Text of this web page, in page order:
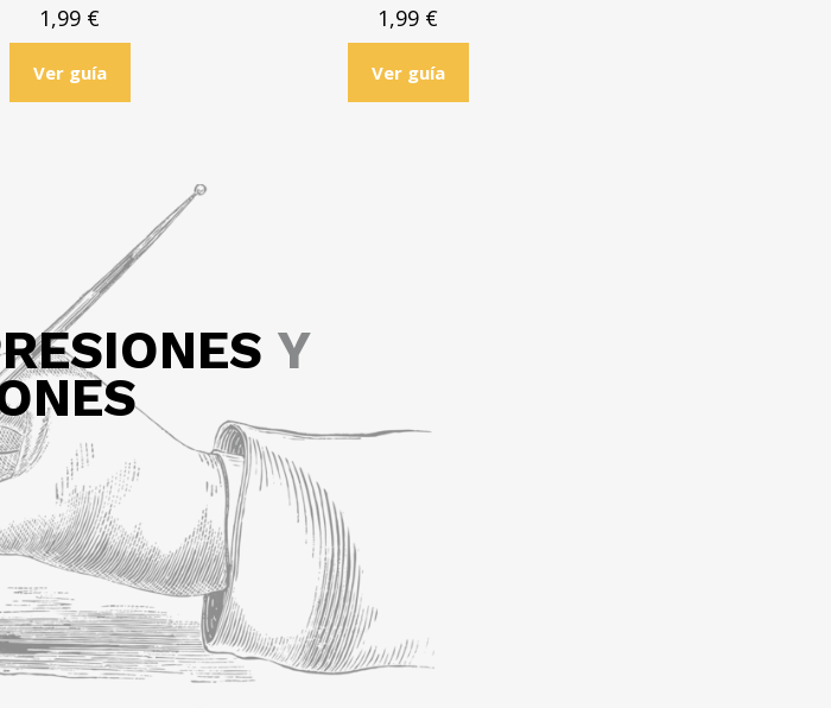
1,99 €
Ver guía
1,99 €
Ver guía
Y